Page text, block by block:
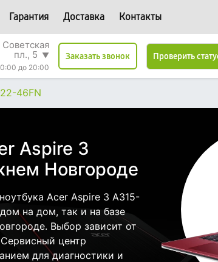
Гарантия Доставка Контакты
пл., 5 ▼
до 20:00
Заказать звонок Проверить
46FN
Aspire 3
Новгороде
Acer Aspire 3 A315-
на дом, так и на базе
Выбор зависит от
центр
для диагностики и